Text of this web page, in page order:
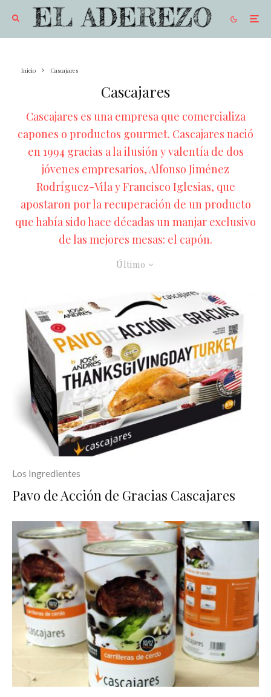
Inicio Cascajares
Cascajares
Cascajares es una empresa que comercializa
capones o productos gourmet. Cascajares nació
en 1994 gracias a la ilusión y valentía de dos
jóvenes empresarios, Alfonso Jiménez
Rodríguez-Vila y Francisco Iglesias, que
apostaron por la recuperación de un producto
que había sido hace décadas un manjar exclusivo
de las mejores mesas: el capón.
Último
Los Ingredientes
Pavo de Acción de Gracias Cascajares